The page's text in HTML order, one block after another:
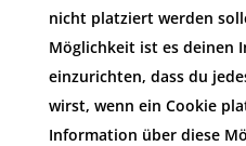
nicht platziert werden
Möglichkeit ist es deinen
einzurichten, dass du
wirst, wenn ein Cookie
Information über diese